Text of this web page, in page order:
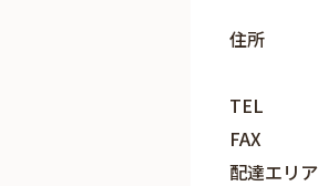
住所
TEL
FAX
配達エリア